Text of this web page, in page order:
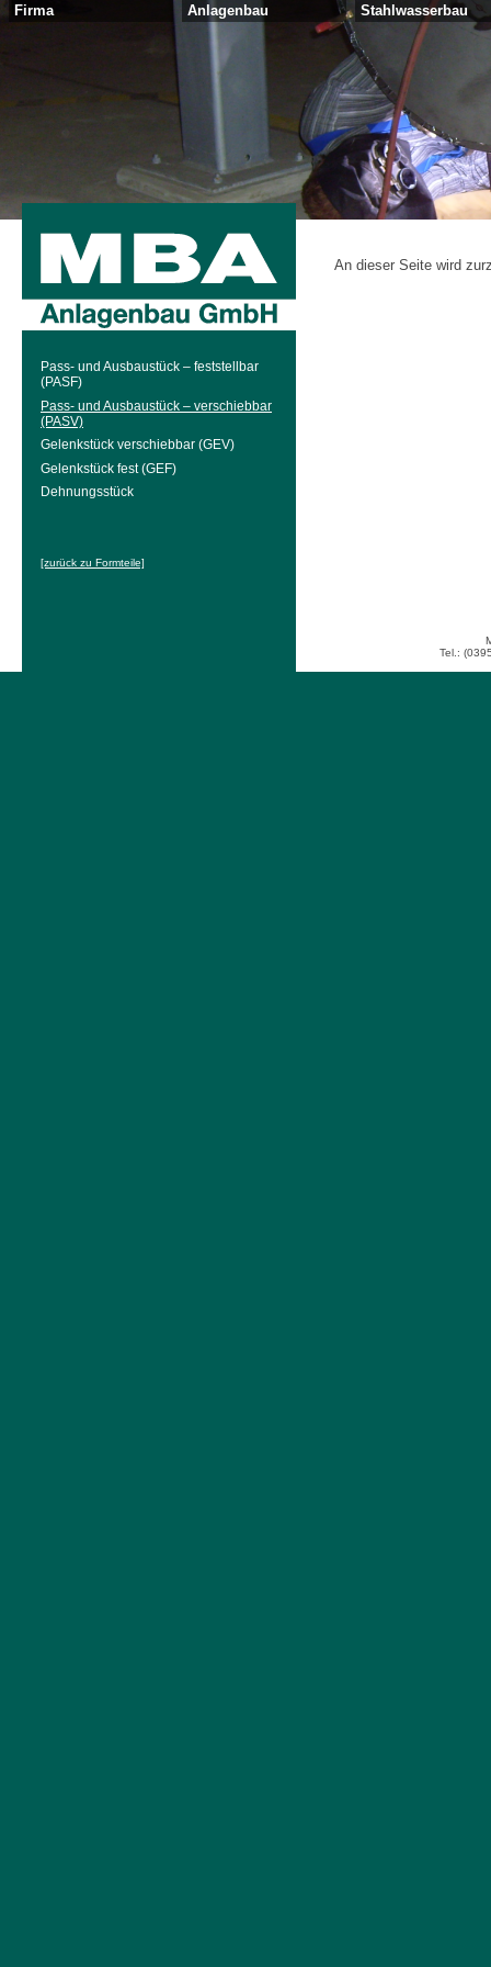
Firma Anlagenbau Stahlwasserbau
Pass- und Ausbaustück – feststellbar
(PASF)
Pass- und Ausbaustück – verschiebbar
(PASV)
Gelenkstück verschiebbar (GEV)
Gelenkstück fest (GEF)
Dehnungsstück
[zurück zu Formteile]
An dieser Seite wird
Tel.: